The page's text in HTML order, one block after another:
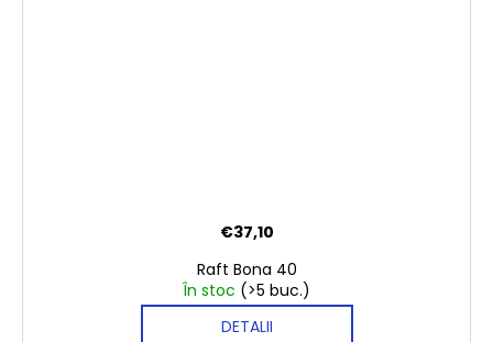
Raft Bona 40
În stoc (>5 buc.)
€37,10
DETALII